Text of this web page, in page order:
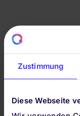
Zustimmung
Diese Webseite